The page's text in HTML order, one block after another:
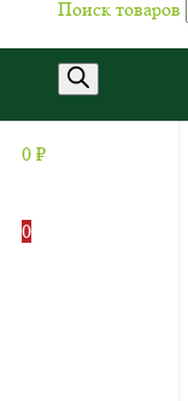
Поиск товаров
0 ₽
0